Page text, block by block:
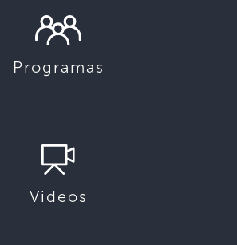
Programas
Videos